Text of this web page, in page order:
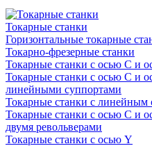
Токарные станки
Горизонтальные токарные
Токарно-фрезерные станки
Токарные станки c осью C и
Токарные станки c осью C и
линейными суппортами
Токарные станки с линейным
Токарные станки с осью C и
двумя револьверами
Токарные станки с осью Y